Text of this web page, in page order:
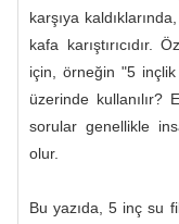
karşıya
kafa karıştırıcıdır.
için, örneğin "5
üzerinde kullanılır?
sorular genellikle
olur.
Bu yazıda, 5 inç su